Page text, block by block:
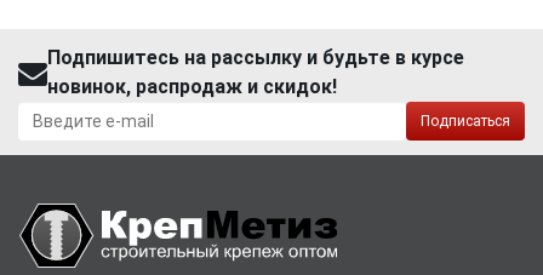
Подпишитесь на рассылку и будьте в курсе
новинок, распродаж и скидок!
Подписаться